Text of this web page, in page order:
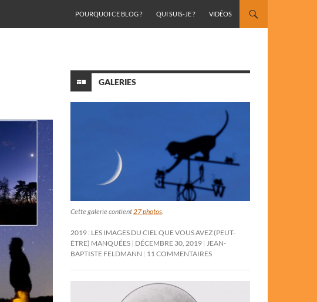
POURQUOI CE BLOG ?
QUI SUIS-JE ? VIDÉOS
GALERIES
Cette galerie contient27 photos.
2019 : LES IMAGES DU CIEL QUE VOUS AVEZ (PEUT-
ÊTRE) MANQUÉES DÉCEMBRE 30, 2019 JEAN-
BAPTISTE FELDMANN
11 COMMENTAIRES